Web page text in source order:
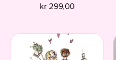
kr 299,00